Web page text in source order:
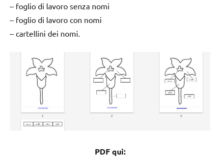
– foglio di lavoro senza nomi
– foglio di lavoro con nomi
– cartellini dei nomi.
PDF qui: